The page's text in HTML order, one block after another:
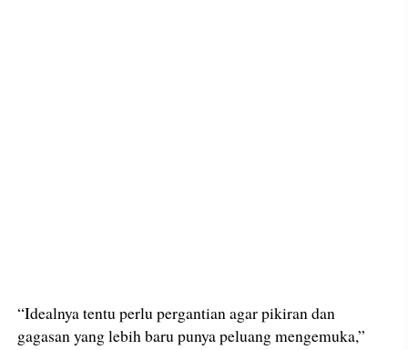
“Idealnya tentu perlu pergantian agar pikiran dan
gagasan yang lebih baru punya peluang mengemuka,”